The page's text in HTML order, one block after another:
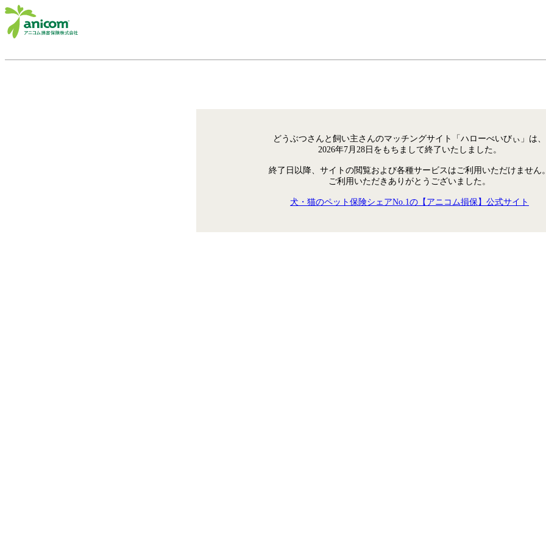
どうぶつさんと飼い主さんのマッチングサイト「ハローべいびぃ」は、
2026年7月28日をもちまして終了いたしました。
終了日以降、サイトの閲覧および各種サービスはご利用いただけません
ご利用いただきありがとうございました。
犬・猫のペット保険シェアNo.1の【アニコム損保】公式サイト